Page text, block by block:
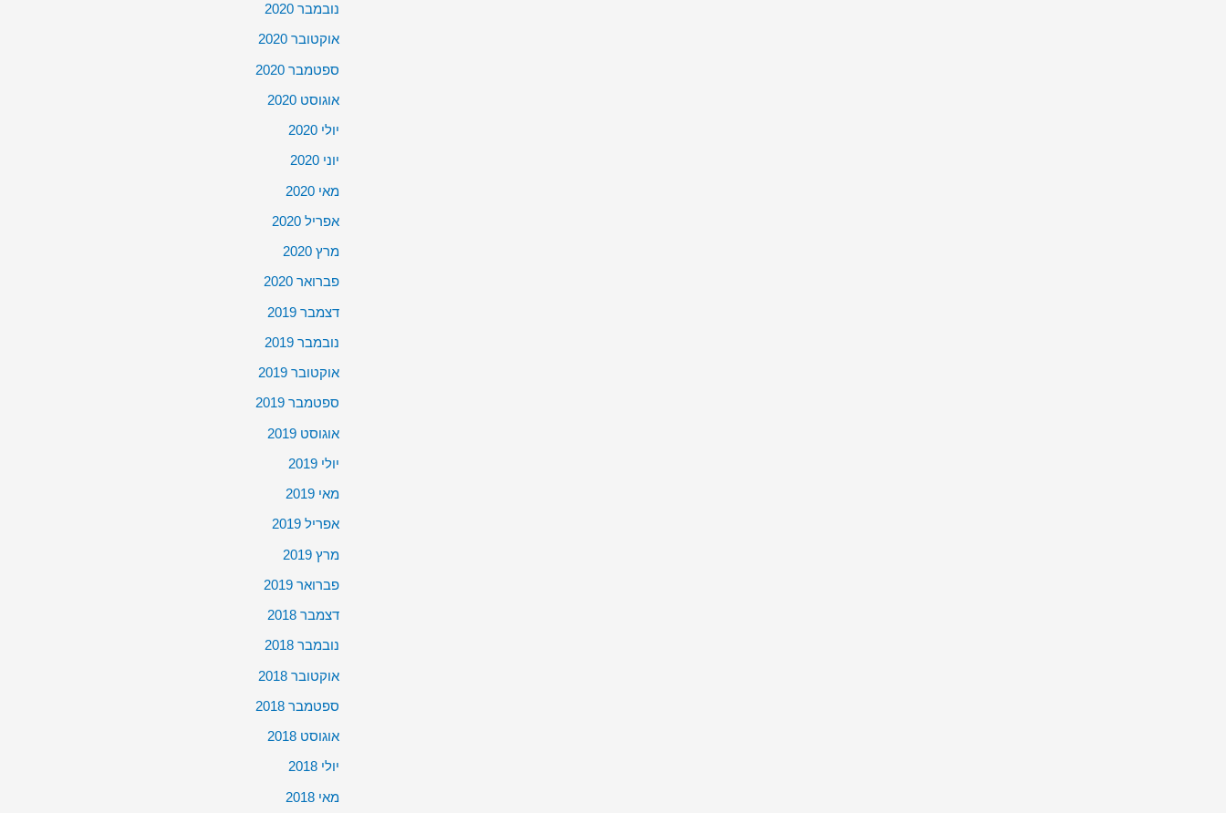
נובמבר 2020
אוקטובר 2020
ספטמבר 2020
אוגוסט 2020
יולי 2020
יוני 2020
מאי 2020
אפריל 2020
מרץ 2020
פברואר 2020
דצמבר 2019
נובמבר 2019
אוקטובר 2019
ספטמבר 2019
אוגוסט 2019
יולי 2019
מאי 2019
אפריל 2019
מרץ 2019
פברואר 2019
דצמבר 2018
נובמבר 2018
אוקטובר 2018
ספטמבר 2018
אוגוסט 2018
יולי 2018
מאי 2018